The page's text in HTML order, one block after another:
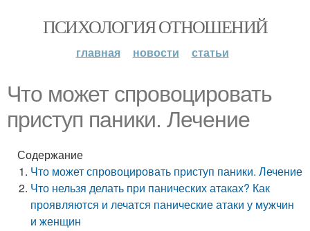
ПСИХОЛОГИЯ ОТНОШЕНИЙ
главная новости статьи
Что может спровоцировать
приступ паники. Лечение
Содержание
Что может спровоцировать приступ паники. Лечение
Что нельзя делать при панических атаках? Как
проявляются и лечатся панические атаки у мужчин
и женщин